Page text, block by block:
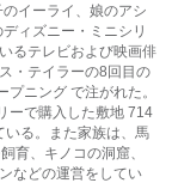
イーライ、娘のアシ
ィズニー・ミニシリ
るテレビおよび映画俳
・テイラーの8回目の
ニング で注がれた。
ーで購入した敷地 714
いる。また家族は、馬
育、キノコの洞窟、
などの運営をしてい